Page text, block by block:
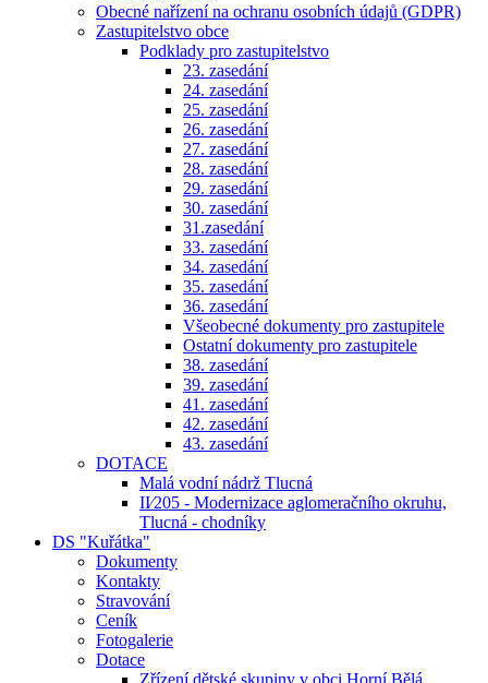
Obecné nařízení na ochranu osobních údajů (GDPR)
Zastupitelstvo obce
Podklady pro zastupitelstvo
23. zasedání
24. zasedání
25. zasedání
26. zasedání
27. zasedání
28. zasedání
29. zasedání
30. zasedání
31.zasedání
33. zasedání
34. zasedání
35. zasedání
36. zasedání
Všeobecné dokumenty pro zastupitele
Ostatní dokumenty pro zastupitele
38. zasedání
39. zasedání
41. zasedání
42. zasedání
43. zasedání
DOTACE
Malá vodní nádrž Tlucná
II⁄205 - Modernizace aglomeračního okruhu,
Tlucná - chodníky
DS "Kuřátka"
Dokumenty
Kontakty
Stravování
Ceník
Fotogalerie
Dotace
Zřízení dětské skupiny v obci Horní Bělá